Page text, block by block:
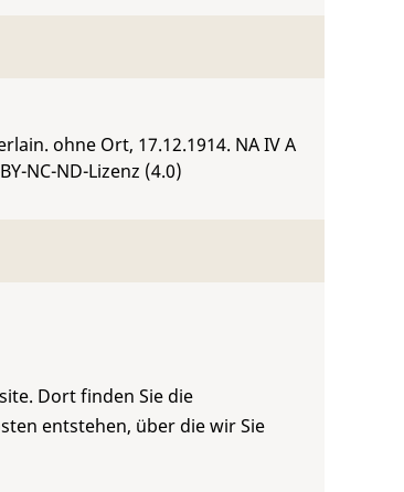
ohne Ort, 17.12.1914. NA IV A
NC-ND-Lizenz (4.0)
Dort finden Sie die
entstehen, über die wir Sie